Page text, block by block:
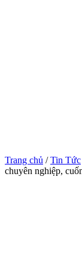
Trang chủ /Tin Tức
chuyên nghiệp,